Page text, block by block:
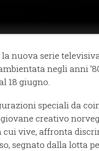
nuova serie
negli anni
18 giugno.
speciali da
creativo
cui vive, affronta
segnato dalla lotta